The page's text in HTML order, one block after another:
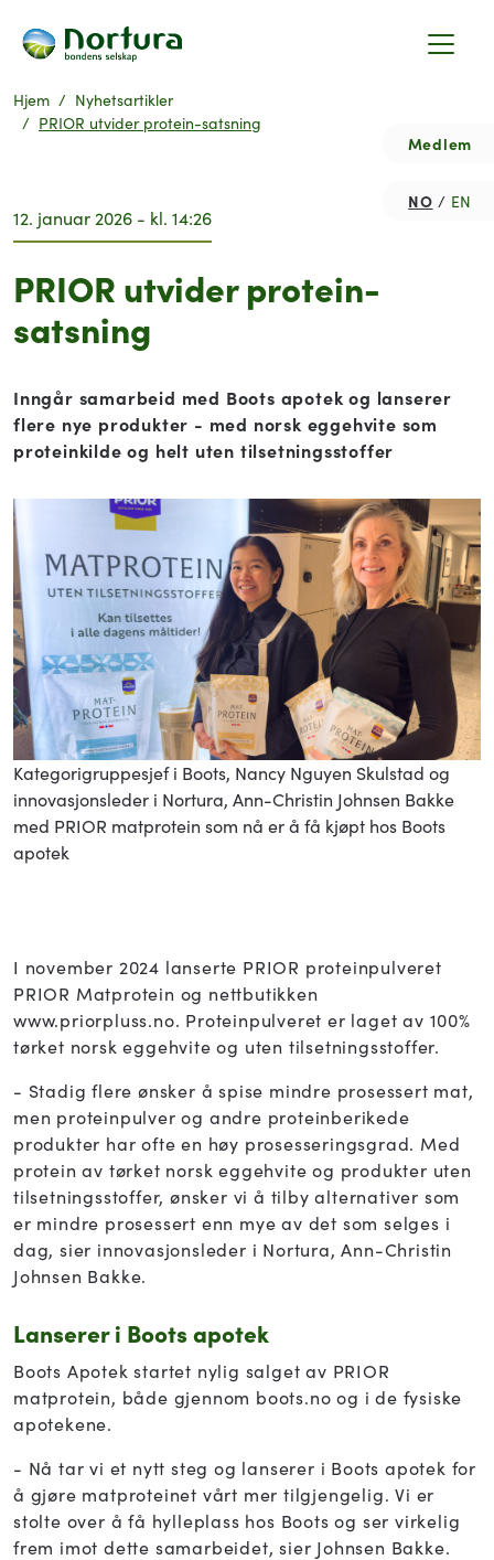
Medlem
NO EN
Hjem
Nyhetsartikler
PRIOR utvider protein-satsning
12. januar 2026 - kl. 14:26
PRIOR utvider protein-
satsning
Inngår samarbeid med Boots apotek og lanserer
flere nye produkter - med norsk eggehvite som
proteinkilde og helt uten tilsetningsstoffer
Kategorigruppesjef i Boots, Nancy Nguyen Skulstad og
innovasjonsleder i Nortura, Ann-Christin Johnsen Bakke
med PRIOR matprotein som nå er å få kjøpt hos Boots
apotek
I november 2024 lanserte PRIOR proteinpulveret
PRIOR Matprotein og nettbutikken
www.priorpluss.no. Proteinpulveret er laget av 100%
tørket norsk eggehvite og uten tilsetningsstoffer.
- Stadig flere ønsker å spise mindre prosessert mat,
men proteinpulver og andre proteinberikede
produkter har ofte en høy prosesseringsgrad. Med
protein av tørket norsk eggehvite og produkter uten
tilsetningsstoffer, ønsker vi å tilby alternativer som
er mindre prosessert enn mye av det som selges i
dag, sier innovasjonsleder i Nortura, Ann-Christin
Johnsen Bakke.
Lanserer i Boots apotek
Boots Apotek startet nylig salget av PRIOR
matprotein, både gjennom boots.no og i de fysiske
apotekene.
- Nå tar vi et nytt steg og lanserer i Boots apotek for
å gjøre matproteinet vårt mer tilgjengelig. Vi er
stolte over å få hylleplass hos Boots og ser virkelig
frem imot dette samarbeidet, sier Johnsen Bakke.